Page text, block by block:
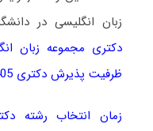
زبان انگلیسی در
دکتری مجموعه زبان
ظرفیت پذیرش دکتری 1405 آموزش زبان انگلیسی
زمان انتخاب رشته دکتری